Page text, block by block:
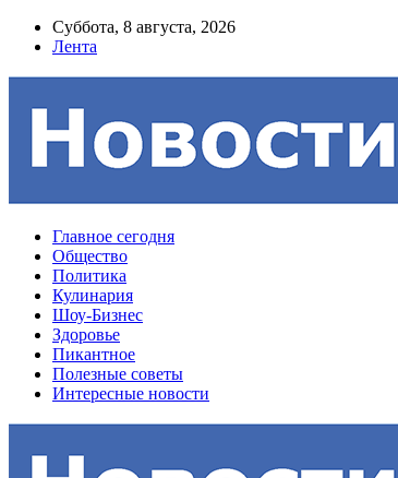
Суббота, 8 августа, 2026
Лента
Главное сегодня
Общество
Политика
Кулинария
Шоу-Бизнес
Здоровье
Пикантное
Полезные советы
Интересные новости